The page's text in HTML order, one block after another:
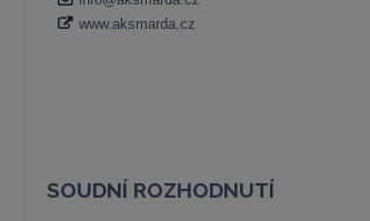
SOUDNÍ ROZHODNUTÍ